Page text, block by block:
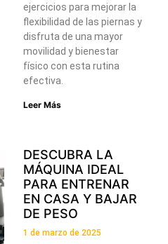
ejercicios para mejorar la
flexibilidad de las piernas y
disfruta de una mayor
movilidad y bienestar
físico con esta rutina
efectiva.
Leer Más
DESCUBRA LA
MÁQUINA IDEAL
PARA ENTRENAR
EN CASA Y BAJAR
DE PESO
1 de marzo de 2025